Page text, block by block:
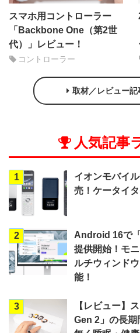
スマホ用コントローラー
「Backbone One（第2世
代）」レビュー！
コントローラー
取材／レビュー
人気記事
1
イオンモバイ
売！ケータイ
2
Android 16で
提供開始！モ
ルチウィンド
能！
3
【レビュー】
Gen 2」の長期